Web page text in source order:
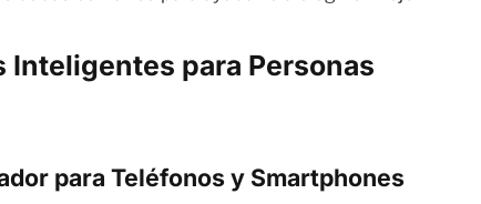
Inteligentes para Personas
para Teléfonos y Smartphones